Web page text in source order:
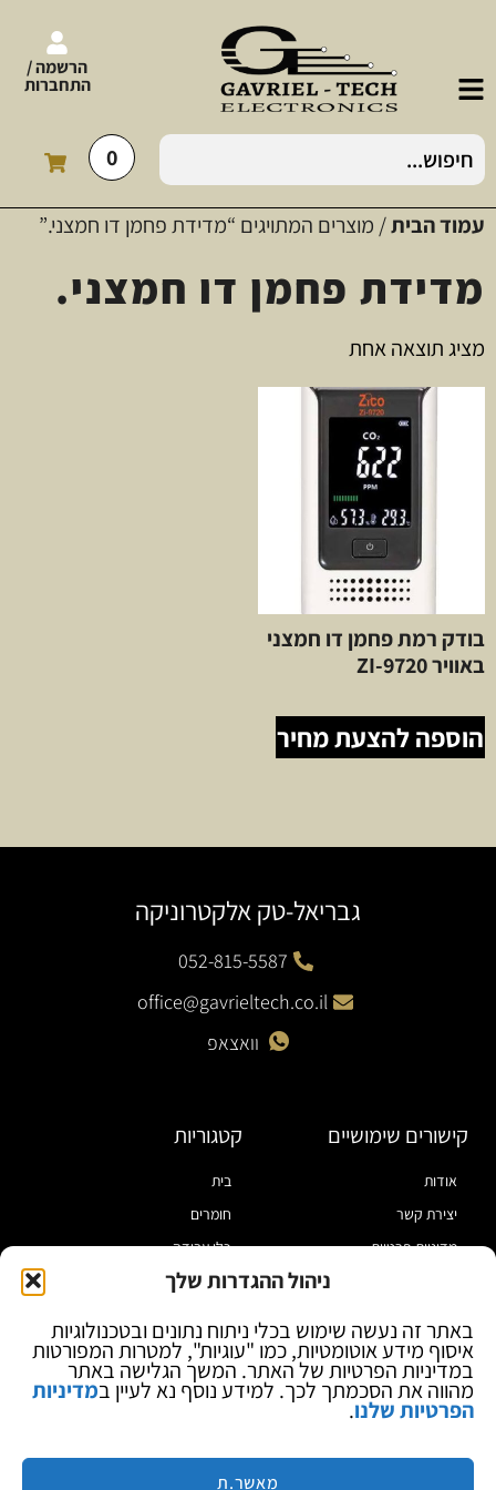
ניהול ההגדרות שלך
באתר זה נעשה שימוש בכלי ניתוח נתונים ובטכנולוגיות
איסוף מידע אוטומטיות, כמו "עוגיות", למטרות המפורטות
במדיניות הפרטיות של האתר. המשך הגלישה באתר
מהווה את הסכמתך לכך. למידע נוסף נא לעיין במדיניות
הפרטיות שלנו.
מאשר.ת
הרשמה /
התחברות
0
עמוד הבית/ מוצרים המתויגים “מדידת פחמן דו חמצני.”
מדידת פחמן דו חמצני.
מציג תוצאה אחת
בודק רמת פחמן דו חמצני
באוויר ZI-9720
הוספה להצעת מחיר
גבריאל-טק אלקטרוניקה
052-815-5587
office@gavrieltech.co.il
וואצאפ
קישורים שימושיים
אודות
יצירת קשר
מדיניות פרטיות
בלוג
קטגוריות
בית
חומרים
כלי עבודה
מוצרי הלחמה
ספקי כח ומודדים
ציוד אופטי להגדלה
מותגים